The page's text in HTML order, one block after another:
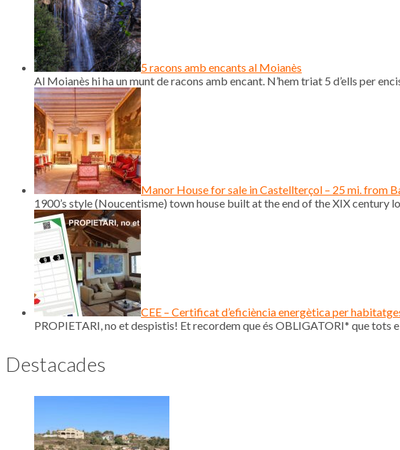
5 racons amb encants al Moianès
Al Moianès hi ha un munt de racons amb encant. N’hem triat 5 d’ells per
Manor House for sale in Castellterçol – 25 mi. from
1900’s style (Noucentisme) town house built at the end of the XIX century
CEE – Certificat d’eficiència energètica per
PROPIETARI, no et despistis! Et recordem que és OBLIGATORI* que tots
Destacades